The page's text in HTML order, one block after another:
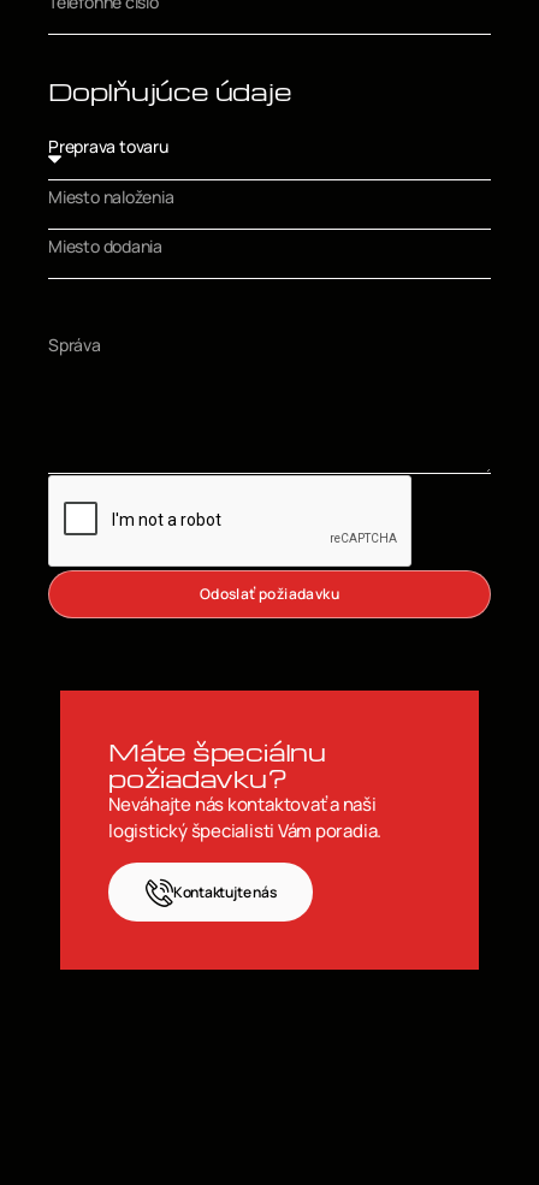
Doplňujúce údaje
Odoslať požiadavku
Máte špeciálnu
požiadavku?
Neváhajte nás kontaktovať a naši
logistický špecialisti Vám poradia.
Kontaktujte nás